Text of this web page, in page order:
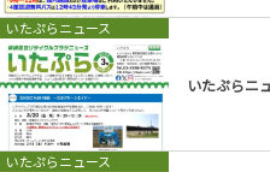
いたぷらニュース
いたぷらニ
いたぷらニュース